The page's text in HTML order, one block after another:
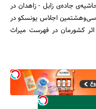
زابل و در حاشیه‌ی جاده‌ی زابل - زاهدان در
اجلاس یونسکو در
هفدهمین اثر کشورمان در فهرست میراث